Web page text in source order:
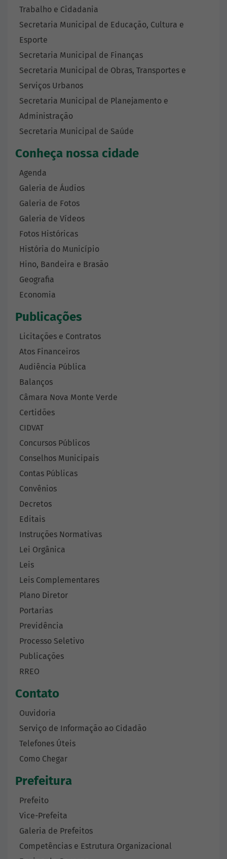
Trabalho e Cidadania
Secretaria Municipal de Educação, Cultura e
Esporte
Secretaria Municipal de Finanças
Secretaria Municipal de Obras, Transportes e
Serviços Urbanos
Secretaria Municipal de Planejamento e
Administração
Secretaria Municipal de Saúde
Conheça nossa cidade
Agenda
Galeria de Áudios
Galeria de Fotos
Galeria de Vídeos
Fotos Históricas
História do Município
Hino, Bandeira e Brasão
Geografia
Economia
Publicações
Licitações e Contratos
Atos Financeiros
Audiência Pública
Balanços
Câmara Nova Monte Verde
Certidões
CIDVAT
Concursos Públicos
Conselhos Municipais
Contas Públicas
Convênios
Decretos
Editais
Instruções Normativas
Lei Orgânica
Leis
Leis Complementares
Plano Diretor
Portarias
Previdência
Processo Seletivo
Publicações
RREO
Contato
Ouvidoria
Serviço de Informação ao Cidadão
Telefones Úteis
Como Chegar
Prefeitura
Prefeito
Vice-Prefeita
Galeria de Prefeitos
Competências e Estrutura Organizacional